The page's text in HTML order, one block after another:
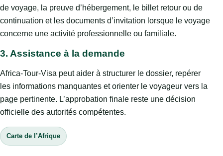
de voyage, la preuve d’hébergement, le billet retour ou de
continuation et les documents d’invitation lorsque le voyage
concerne une activité professionnelle ou familiale.
3. Assistance à la demande
Africa-Tour-Visa peut aider à structurer le dossier, repérer
les informations manquantes et orienter le voyageur vers la
page pertinente. L’approbation finale reste une décision
officielle des autorités compétentes.
Carte de l’Afrique